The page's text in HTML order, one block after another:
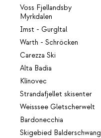
Voss Fjellandsby
Myrkdalen
Imst - Gurgltal
Warth - Schröcken
Carezza Ski
Alta Badia
Klínovec
Strandafjellet skisenter
Weisssee Gletscherwelt
Bardonecchia
Skigebied Balderschwang